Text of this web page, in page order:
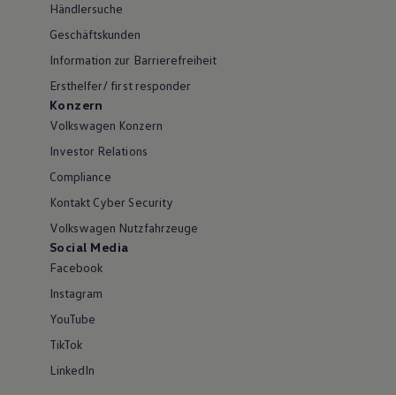
Händlersuche
Geschäftskunden
Information zur Barrierefreiheit
Ersthelfer/ first responder
Konzern
Volkswagen Konzern
Investor Relations
Compliance
Kontakt Cyber Security
Volkswagen Nutzfahrzeuge
Social Media
Facebook
Instagram
YouTube
TikTok
LinkedIn